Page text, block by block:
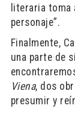
literaria toma
personaje”.
Finalmente,
una parte de
Viena, dos
presumir y